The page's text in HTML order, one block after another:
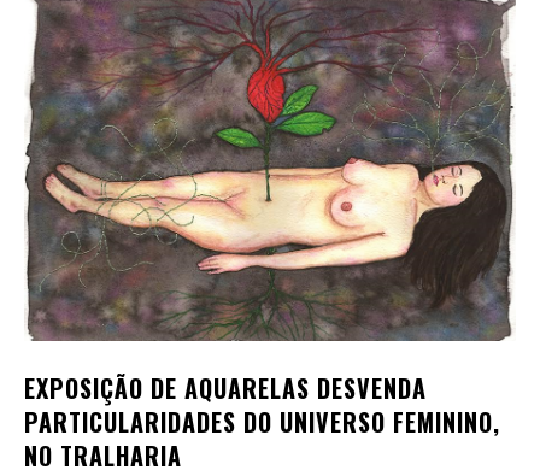
EXPOSIÇÃO DE AQUARELAS DESVENDA
PARTICULARIDADES DO UNIVERSO FEMININO,
NO TRALHARIA